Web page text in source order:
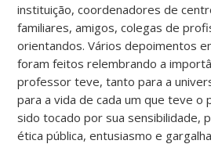
instituição, coordenadores de
familiares, amigos, colegas de
orientandos. Vários depoimentos
foram feitos relembrando a
professor teve, tanto para a
para a vida de cada um que teve o
sido tocado por sua sensibilidade,
ética pública, entusiasmo e